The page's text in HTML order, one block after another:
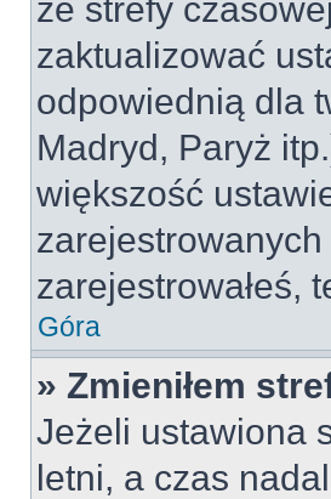
ze strefy
zaktualizować
odpowiednią dla
Madryd, Paryż
większość
zarejestrowałeś,
Góra
» Zmieniłem
Jeżeli ustawiona
letni, a czas